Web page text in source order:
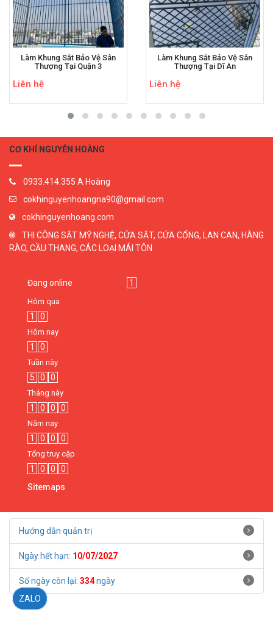
Làm Khung Sắt Bảo Vệ Sân
Thượng Tại Quận 3
Liên hệ
Làm Khung Sắt Bảo Vệ Sân
Thượng Tại Dĩ An
Liên hệ
CƠ KHÍ NGUYỄN HOÀNG
0933.414.355 A Hoàng
cokhinguyenhoangna90@gmail.com
cokhinguyenhoang.com
THI CÔNG SẮT MỸ NGHỆ, CỬA SẮT, CỬA CỔNG, LAN CAN, HÀNG
RÀO, CẦU THANG, CÁC LOẠI MÁI TÔN
Đang online 1
Hôm qua
1 0
Hôm nay
1 0
Tuần này
5 0 0
Tháng này
1 0 0 0
Năm nay
1 0 0 0
Tổng truy cập
1 0 0
0
Sitemaps
Hướng dẫn quản trị
Ngày hết hạn: 10/07/2027
Số ngày còn lại: 334ngày
ZALO